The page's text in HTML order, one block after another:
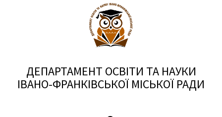
ДЕПАРТАМЕНТ ОСВІТИ ТА НАУКИ
ІВАНО-ФРАНКІВСЬКОЇ МІСЬКОЇ РАДИ